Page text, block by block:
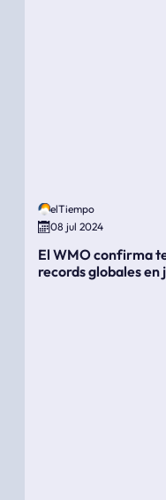
elTiempo
08 jul 2024
El WMO confirma
records globales en